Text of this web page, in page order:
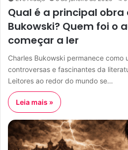
Qual é a principal obra
Bukowski? Quem foi o
começar a ler
Charles Bukowski permanece como
controversas e fascinantes da
Leitores ao redor do mundo se…
Leia mais »